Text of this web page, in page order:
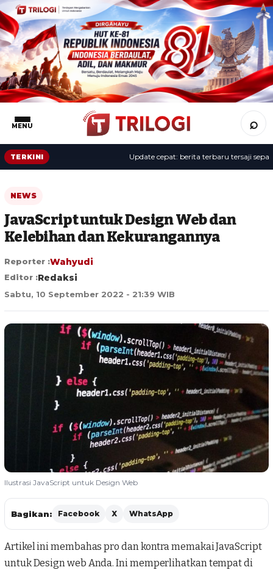
MENU ⌕
TERKINI Update cepat: berita terbaru tersaji
NEWS
JavaScript untuk Design Web dan
Kelebihan dan Kekurangannya
Reporter :Wahyudi
Editor :Redaksi
Sabtu, 10 September 2022 - 21:39 WIB
Ilustrasi JavaScript untuk Design Web
Bagikan: Facebook X WhatsApp
Artikel ini membahas pro dan kontra memakaiJavaScript
untuk Design web Anda. Ini memperlihatkan tempat di